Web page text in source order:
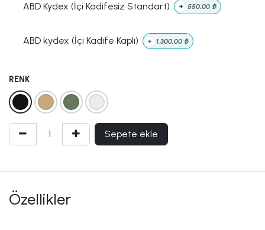
ABD Kydex (İçi Kadifesiz Standart) + 550,00 ₺
ABD kydex (İçi Kadife Kaplı) + 1.300,00 ₺
RENK
Sepete ekle
Özellikler